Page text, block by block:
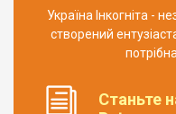
Україна Інкогніта -
створений
Станьте